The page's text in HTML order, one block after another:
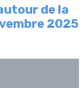
de la
2025